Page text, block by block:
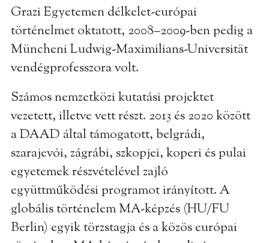
Grazi Egyetemen délkelet-európai
történelmet oktatott, 2008–2009-ben pedig a
Müncheni Ludwig-Maximilians-Universität
vendégprofesszora volt.
Számos nemzetközi kutatási projektet
vezetett, illetve vett részt. 2013 és 2020 között
a DAAD által támogatott, belgrádi,
szarajevói, zágrábi, szkopjei, koperi és pulai
egyetemek részvételével zajló
együttműködési programot irányított. A
globális történelem MA-képzés (HU/FU
Berlin) egyik törzstagja és a közös európai